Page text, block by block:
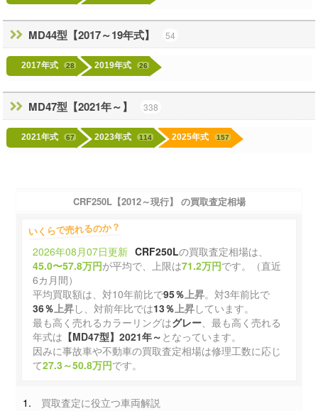
MD44型【2017～19年式】 54
2017年式 28 2019年式 26
MD47型【2021年～】 338
2021年式 67 2023年式 114 2025年式 157
CRF250L【2012～現行】 の買取査定相場
いくらで売れるのか？
2026年08月07日更新 CRF250Lの買取査定相場は、
45.0〜57.8万円が平均で、上限は71.2万円です。（直近
6カ月間）
平均買取額は、対10年前比で95％上昇。対3年前比で
36％上昇し、対前年比では13％上昇しています。
最も高く売れるカラーリングはグレー、最も高く売れる
年式は 【MD47型】2021年～ となっています。
因みに事故車や不動車の買取査定相場は修理工数に応じ
て27.3～50.8万円です。
買取査定に役立つ車両解説